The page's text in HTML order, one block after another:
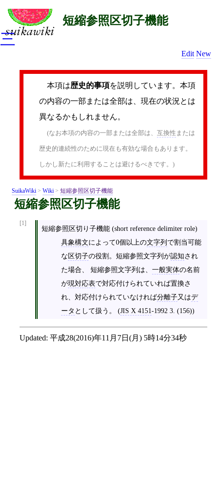
短縮参照区切子機能
Edit New
本項は歴史的事項を説明しています。本項
の内容の一部または全部は、現在の状況とは
異なるかもしれません。
(なお本項の内容の一部または全部は、 互換性 または
歴史的連続性のために現在も有効な場合もあります。
しかし新たに利用することは避けるべきです。)
SuikaWiki > Wiki > 短縮参照区切子機能
短縮参照区切子機能
[1]
短縮参照区切り子機能 (short reference delimiter role)
具象構文によって0個以上の文字列 で割当可能
な区切子の役割。短縮参照文字列が認知され
た場合、 短縮参照文字列は、 一般実体の名前
が現対応表で対応付けられていれば置換さ
れ、対応付けられていなければ分離子又はデ
ータ として扱う。 (JIS X 4151‐1992 3. (156))
Updated: 平成28(2016)年11月7日(月) 5時14分34秒
三